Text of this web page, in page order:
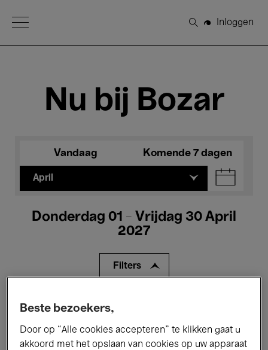
Open Menu
Zoeken
Inloggen
Nu bij Bozar
Vandaag Komende 7 dagen
April
Donderdag 01 - Vrijdag 30 April
2027
Filters
Alle evenementen
Tentoonstellingen Films
Beste bezoekers,
Door op “Alle cookies accepteren” te klikken gaat u
akkoord met het opslaan van cookies op uw apparaat